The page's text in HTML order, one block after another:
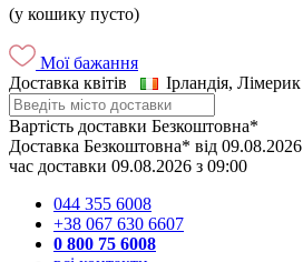
(у кошику пусто)
Мої бажання
Доставка квітів
Ірландія, Лімерик
Вартість доставки Безкоштовна*
Доставка Безкоштовна* від 09.08.2026
час доставки 09.08.2026 з 09:00
044 355 6008
+38 067 630 6607
0 800 75 6008